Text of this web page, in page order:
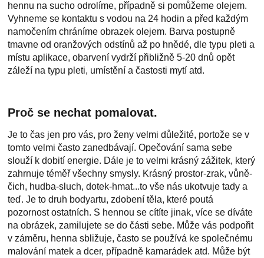
hennu na sucho odrolíme, případně si pomůžeme olejem.
Vyhneme se kontaktu s vodou na 24 hodin a před každým
namočením chráníme obrazek olejem. Barva postupně
tmavne od oranžových odstínů až po hnědé, dle typu pleti a
místu aplikace, obarvení vydrží přibližně 5-20 dnů opět
záleží na typu pleti, umístění a častosti mytí atd.
Proč se nechat pomalovat.
Je to čas jen pro vás, pro ženy velmi důležité, portože se v
tomto velmi často zanedbávají. Opečování sama sebe
slouží k dobití energie. Dále je to velmi krásný zážitek, který
zahrnuje téměř všechny smysly. Krásný prostor-zrak, vůně-
čich, hudba-sluch, dotek-hmat...to vše nás ukotvuje tady a
teď. Je to druh bodyartu, zdobení těla, které poutá
pozornost ostatních. S hennou se cítíte jinak, více se díváte
na obrázek, zamilujete se do části sebe. Může vás podpořit
v záměru, henna sbližuje, často se používá ke společnému
malování matek a dcer, případně kamarádek atd. Může být